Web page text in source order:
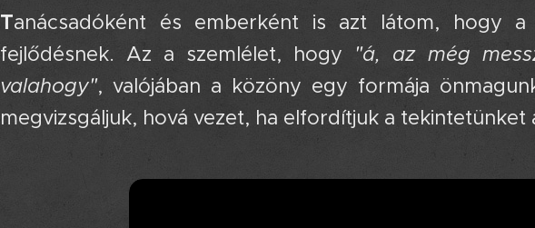
Tanácsadóként és emberként is azt látom, hogy
fejlődésnek. Az a szemlélet, hogy "á, az még
valahogy", valójában a közöny egy formája
megvizsgáljuk, hová vezet, ha elfordítjuk a tekintetünket